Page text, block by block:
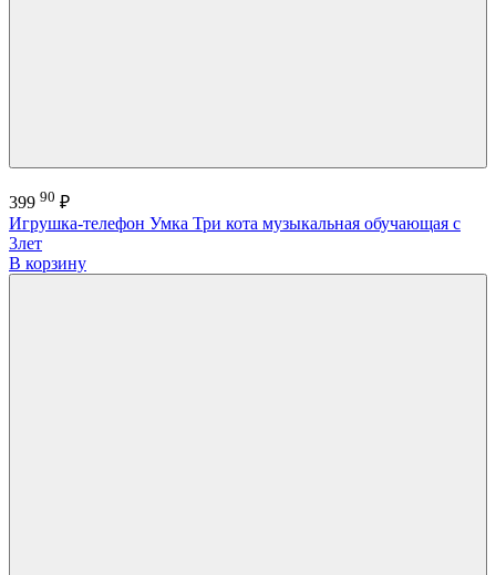
399 90 ₽
Игрушка-телефон Умка Три кота музыкальная обучающая с
3лет
В корзину